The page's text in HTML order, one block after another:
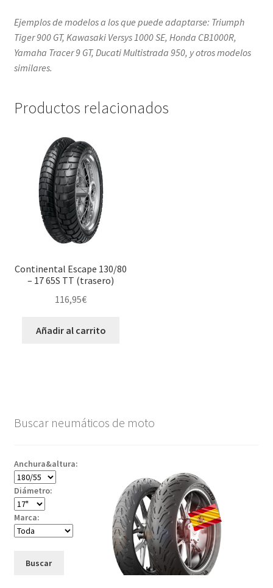
Ejemplos de modelos a los que puede adaptarse: Triumph
Tiger 900 GT, Kawasaki Versys 1000 SE, Honda CB1000R,
Yamaha Tracer 9 GT, Ducati Multistrada 950, y otros modelos
similares.
Productos relacionados
Continental Escape 130/80
– 17 65S TT (trasero)
116,95€
Añadir al carrito
Buscar neumáticos de moto
Anchura&altura:
Diámetro:
Marca:
Buscar